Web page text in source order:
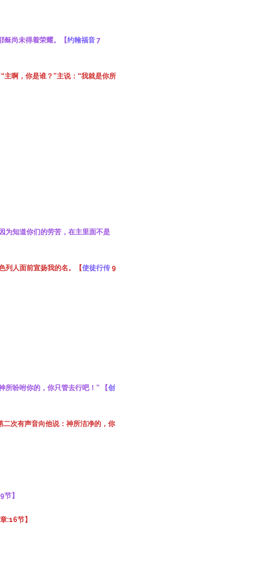
稣尚未得着荣耀。【约翰福音7
主啊，你是谁？”主说：“我就是你所
为知道你们的劳苦，在主里面不是
列人面前宣扬我的名。【使徒行传 9
所吩咐你的，你只管去行吧！” 【创
次有声音向他说：神所洁净的，你
节】
:16节】